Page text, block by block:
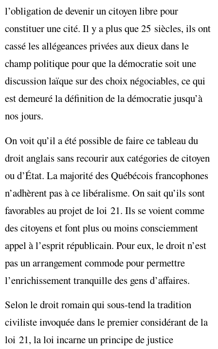
l’obligation de devenir un citoyen libre pour
constituer une cité. Il y a plus que 25 siècles, ils ont
cassé les allégeances privées aux dieux dans le
champ politique pour que la démocratie soit une
discussion laïque sur des choix négociables, ce qui
est demeuré la définition de la démocratie jusqu’à
nos jours.
On voit qu’il a été possible de faire ce tableau du
droit anglais sans recourir aux catégories de citoyen
ou d’État. La majorité des Québécois francophones
n’adhèrent pas à ce libéralisme. On sait qu’ils sont
favorables au projet de loi 21. Ils se voient comme
des citoyens et font plus ou moins consciemment
appel à l’esprit républicain. Pour eux, le droit n’est
pas un arrangement commode pour permettre
l’enrichissement tranquille des gens d’affaires.
Selon le droit romain qui sous-tend la tradition
civiliste invoquée dans le premier considérant de la
loi 21, la loi incarne un principe de justice